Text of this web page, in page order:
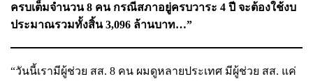
ครบเต็มจำนวน 8 คน กรณีสภาอยู่ครบวาระ 4 ปี จะต้องใช้งบ
ประมาณรวมทั้งสิ้น 3,096 ล้านบาท…”
“วันนี้เรามีผู้ช่วย สส. 8 คน ผมดูหลายประเทศ มีผู้ช่วย สส. แค่